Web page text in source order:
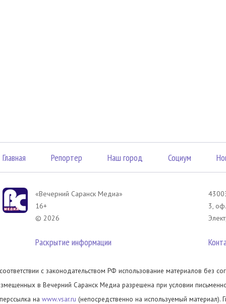
Главная Репортер Наш город Социум
«Вечерний Саранск Mедиа»
16+
© 2026
Раскрытие информации
3,
с законодательством РФ использование материалов без
в Вечерний Саранск Медиа разрешена при условии
на www.vsar.ru (непосредственно на используемый материал).